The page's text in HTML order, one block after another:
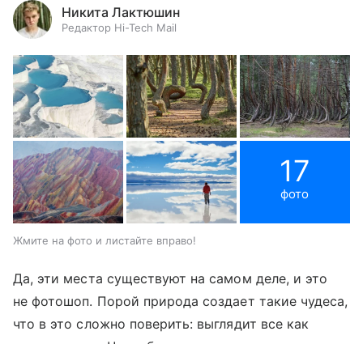
Никита Лактюшин
Редактор Hi-Tech Mail
17
фото
Жмите на фото и листайте вправо!
Да, эти места существуют на самом деле, и это
не фотошоп. Порой природа создает такие чудеса,
что в это сложно поверить: выглядит все как